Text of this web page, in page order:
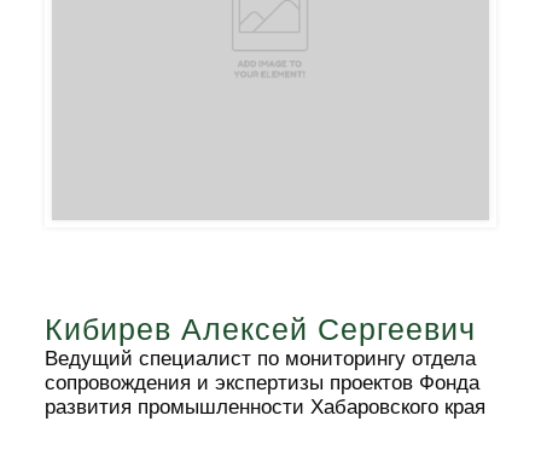
Кибирев Алексей Сергеевич
Ведущий специалист по мониторингу отдела
сопровождения и экспертизы проектов Фонда
развития промышленности Хабаровского края